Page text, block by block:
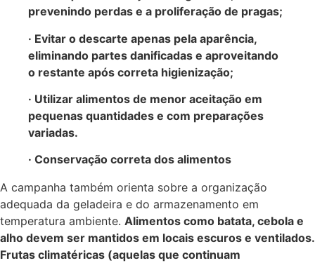
prevenindo perdas e a proliferação de pragas;
· Evitar o descarte apenas pela aparência,
eliminando partes danificadas e aproveitando
o restante após correta higienização;
· Utilizar alimentos de menor aceitação em
pequenas quantidades e com preparações
variadas.
· Conservação correta dos alimentos
A campanha também orienta sobre a organização
adequada da geladeira e do armazenamento em
temperatura ambiente. Alimentos como batata, cebola e
alho devem ser mantidos em locais escuros e ventilados.
Frutas climatéricas (aquelas que continuam